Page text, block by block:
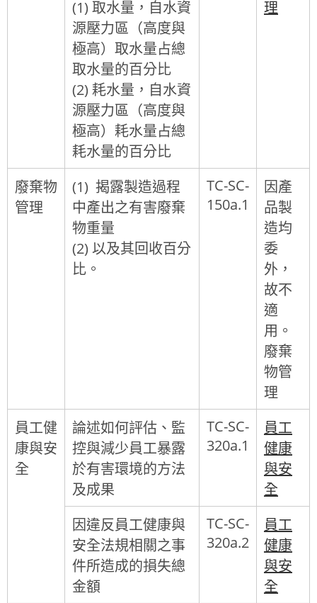
(1) 取水量，自水資
源壓力區（高度與
極高）取水量占總
取水量的百分比
(2) 耗水量，自水資
源壓力區（高度與
極高）耗水量占總
耗水量的百分比
理
廢棄物
管理
(1) 揭露製造過程
中產出之有害廢棄
物重量
(2) 以及其回收百分
比。
TC-SC-
150a.1
因產
品製
造均
委
外，
故不
適
用。
廢棄
物管
理
員工健
康與安
全
論述如何評估、監
控與減少員工暴露
於有害環境的方法
及成果
TC-SC-
320a.1
員工
健康
與安
全
因違反員工健康與
安全法規相關之事
件所造成的損失總
金額
TC-SC-
320a.2
員工
健康
與安
全